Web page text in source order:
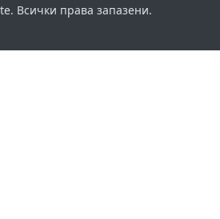
Всички права запазени.